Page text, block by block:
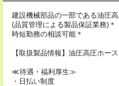
建設機械部品の一部である油圧
(品質管理による製品保証業務)＊
時短勤務の相談可能＊
【取扱製品情報】油圧高圧ホース
≪待遇・福利厚生≫
・日払い制度